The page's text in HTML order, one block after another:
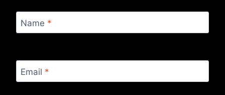
Name *
Email *